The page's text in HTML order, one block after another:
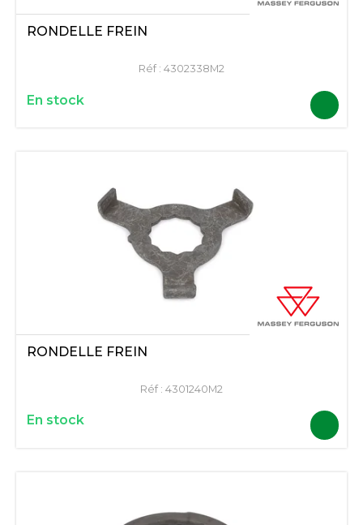
RONDELLE FREIN
Réf : 4302338M2
En stock
RONDELLE FREIN
Réf : 4301240M2
En stock